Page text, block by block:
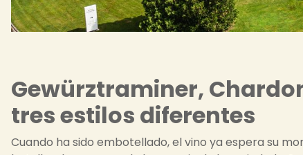
Gewürztraminer,
tres estilos diferentes
Cuando ha sido embotellado, el vino ya espera su